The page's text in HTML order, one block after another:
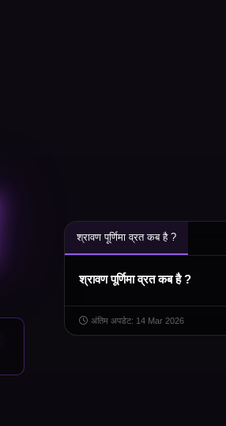
श्रावण पूर्णिमा व्रत कब है ?
श्रावण पूर्णिमा व्रत कब है ?
अंतिम अपडेट: 14 Mar 2026